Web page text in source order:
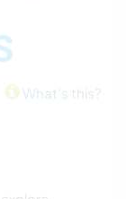
What's this?